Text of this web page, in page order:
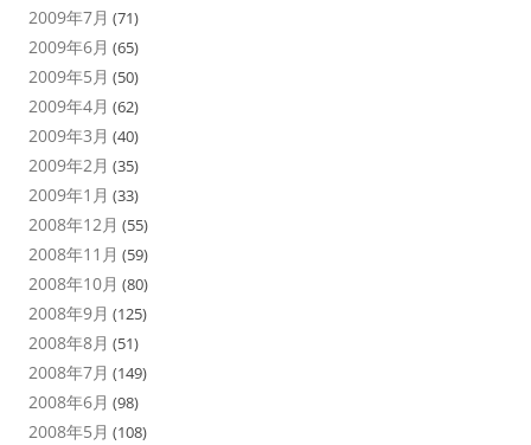
2009年7月 (71)
2009年6月 (65)
2009年5月 (50)
2009年4月 (62)
2009年3月 (40)
2009年2月 (35)
2009年1月 (33)
2008年12月 (55)
2008年11月 (59)
2008年10月 (80)
2008年9月 (125)
2008年8月 (51)
2008年7月 (149)
2008年6月 (98)
2008年5月 (108)